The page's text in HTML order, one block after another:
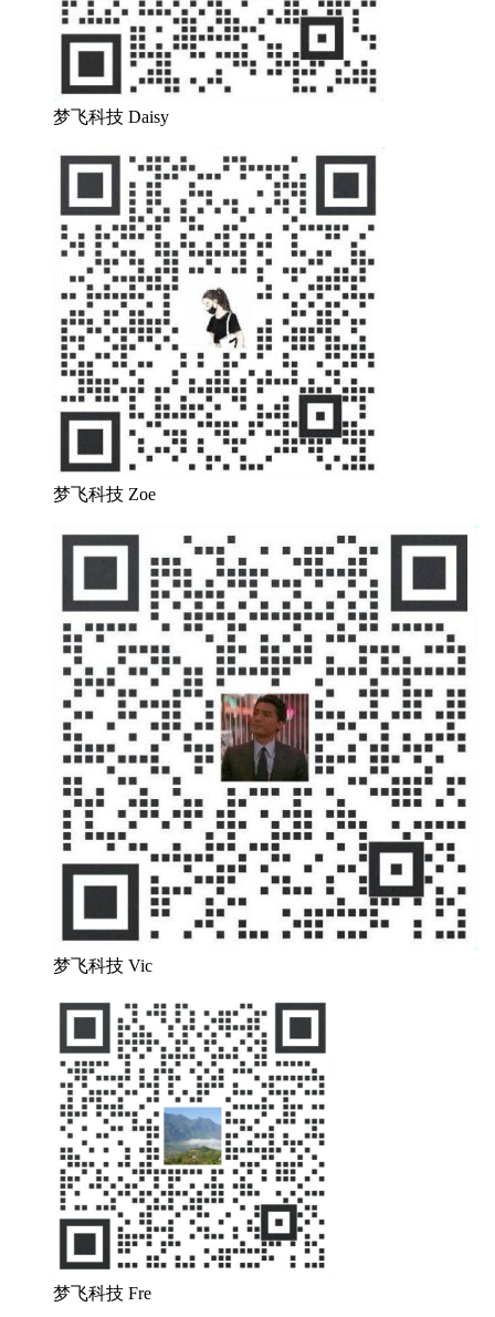
梦飞科技 Daisy
梦飞科技 Zoe
梦飞科技 Vic
梦飞科技 Fre